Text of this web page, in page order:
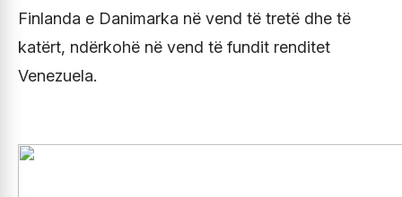
Finlanda e Danimarka në vend të tretë dhe të
katërt, ndërkohë në vend të fundit renditet
Venezuela.